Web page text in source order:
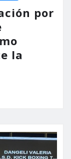
por
la